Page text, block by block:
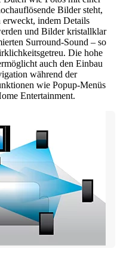
Bilder steht,
erweckt, indem Details
und Bilder kristallklar
Surround-Sound – so
Die hohe
auch den Einbau
während der
wie Popup-Menüs
Entertainment.